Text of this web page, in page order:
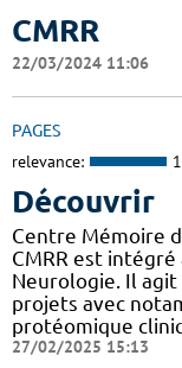
CMRR
22/03/2024 11:06
PAGES
relevance:
Découvrir
Centre Mémoire
CMRR est
Neurologie. Il
projets avec
protéomique
27/02/2025 15:13